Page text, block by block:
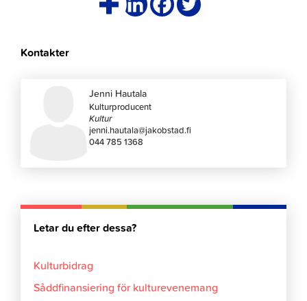
Kontakter
Jenni Hautala
Kulturproducent
Kultur
jenni.hautala@jakobstad.fi
044 785 1368
Letar du efter dessa?
Kulturbidrag
Såddfinansiering för kulturevenemang